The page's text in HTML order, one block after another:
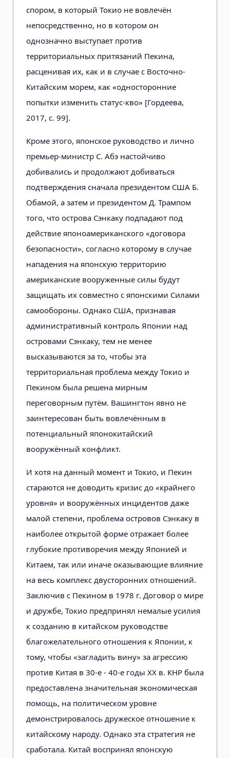
спором, в который Токио не вовлечён
непосредственно, но в котором он
однозначно выступает против
территориальных притязаний Пекина,
расценивая их, как и в случае с Восточно-
Китайским морем, как «односторонние
попытки изменить статус-кво» [Гордеева,
2017, с. 99].
Кроме этого, японское руководство и лично
премьер-министр С. Абэ настойчиво
добивались и продолжают добиваться
подтверждения сначала президентом США Б.
Обамой, а затем и президентом Д. Трампом
того, что острова Сэнкаку подпадают под
действие японоамериканского «договора
безопасности», согласно которому в случае
нападения на японскую территорию
американские вооруженные силы будут
защищать их совместно с японскими Силами
самообороны. Однако США, признавая
административный контроль Японии над
островами Сэнкаку, тем не менее
высказываются за то, чтобы эта
территориальная проблема между Токио и
Пекином была решена мирным
переговорным путём. Вашингтон явно не
заинтересован быть вовлечённым в
потенциальный японокитайский
вооружённый конфликт.
И хотя на данный момент и Токио, и Пекин
стараются не доводить кризис до «крайнего
уровня» и вооружённых инцидентов даже
малой степени, проблема островов Сэнкаку в
наиболее открытой форме отражает более
глубокие противоречия между Японией и
Китаем, так или иначе оказывающие влияние
на весь комплекс двусторонних отношений.
Заключив с Пекином в 1978 г. Договор о мире
и дружбе, Токио предпринял немалые усилия
к созданию в китайском руководстве
благожелательного отношения к Японии, к
тому, чтобы «загладить вину» за агрессию
против Китая в 30-е - 40-е годы XX в. КНР была
предоставлена значительная экономическая
помощь, на политическом уровне
демонстрировалось дружеское отношение к
китайскому народу. Однако эта стратегия не
сработала. Китай воспринял японскую